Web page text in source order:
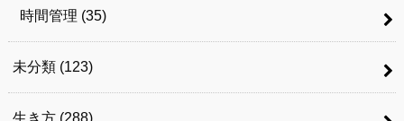
時間管理 (35)
未分類 (123)
生き方 (288)